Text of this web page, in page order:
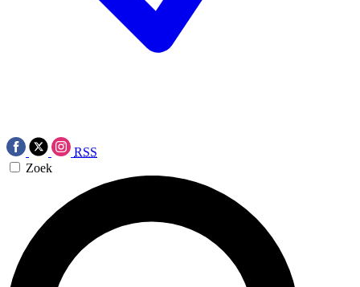
RSS
Zoek